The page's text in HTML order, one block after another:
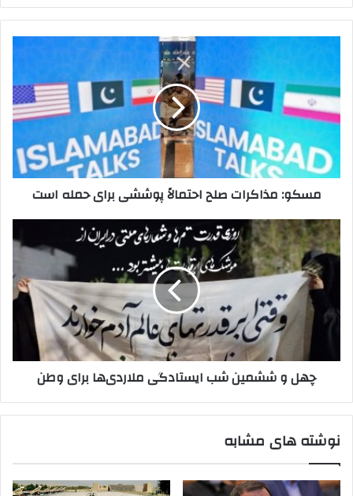
کنید
احتمالاً
پوششی
برای
است
مسکو: مذاکرات صلح احتمالاً پوششی برای حمله است
چهل
و
ششمین
ایستادگی
ملاردی‌ها
برای
چهل و ششمین شب ایستادگی ملاردی‌ها برای وطن
نوشته های مشابه